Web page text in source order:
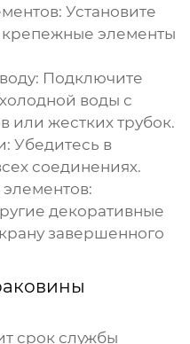
Установите
элементы
Подключите
воды с
или жестких трубок.
Убедитесь в
соединениях.
декоративные
завершенного
срок службы